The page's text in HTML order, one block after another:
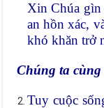
Xin Chúa
an hồn xác,
khó khăn trở
Chúng ta
Tuy cuộc